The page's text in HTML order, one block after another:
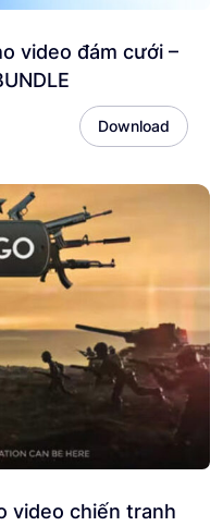
video đám cưới –
Download
video chiến tranh